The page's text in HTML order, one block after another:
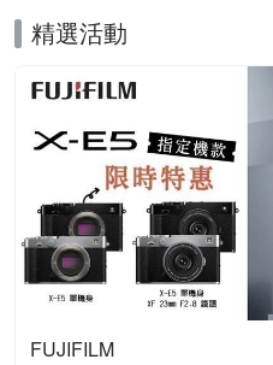
精選活動
FUJIFILM